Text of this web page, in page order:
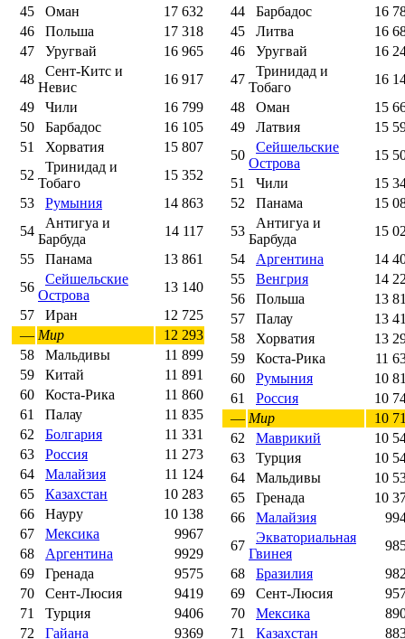
45
Оман
17 632
46
Польша
17 318
47
Уругвай
16 965
48
Сент-Китс и
Невис
16 917
49
Чили
16 799
50
Барбадос
16 105
51
Хорватия
15 807
52
Тринидад и
Тобаго
15 352
53
Румыния
14 863
54
Антигуа и
Барбуда
14 117
55
Панама
13 861
56
Сейшельские
Острова
13 140
57
Иран
12 725
— Мир
12 293
58
Мальдивы
11 899
59
Китай
11 891
60
Коста-Рика
11 860
61
Палау
11 835
62
Болгария
11 331
63
Россия
11 273
64
Малайзия
11 124
65
Казахстан
10 283
66
Науру
10 138
67
Мексика
9967
68
Аргентина
9929
69
Гренада
9575
70
Сент-Люсия
9419
71
Турция
9406
72
Гайана 9369
44
Барбадос
16
45
Литва
16
46
Уругвай
16
47
Тринидад и
Тобаго
16
48
Оман
15
49
Латвия
15
50
Сейшельские
Острова
15
51
Чили
15
52
Панама
15
53
Антигуа и
Барбуда
15
54
Аргентина
14
55
Венгрия
14
56
Польша
13
57
Палау
13
58
Хорватия
13
59
Коста-Рика
11
60
Румыния
10
61
Россия
10
— Мир
10
62
Маврикий
10
63
Турция
10
64
Мальдивы
10
65
Гренада
10
66
Малайзия
67
Экваториальная
Гвинея
68
Бразилия
69
Сент-Люсия
70
Мексика
71
Казахстан